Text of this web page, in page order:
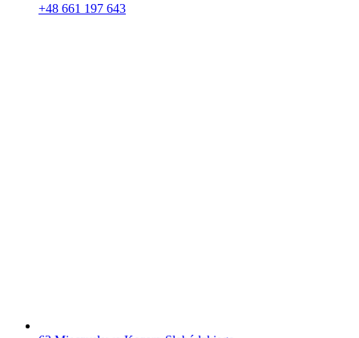
+48 661 197 643